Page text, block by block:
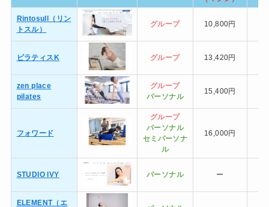
Rintosull（リン
トスル）
グループ 10,800円
ピラティスK グループ 13,420円
zen place
pilates
グループ
パーソナル
15,400円
フォワード
グループ
パーソナル
セミ パーソナ
ル
16,000円
STUDIO IVY パーソナル ー
ELEMENT（エ